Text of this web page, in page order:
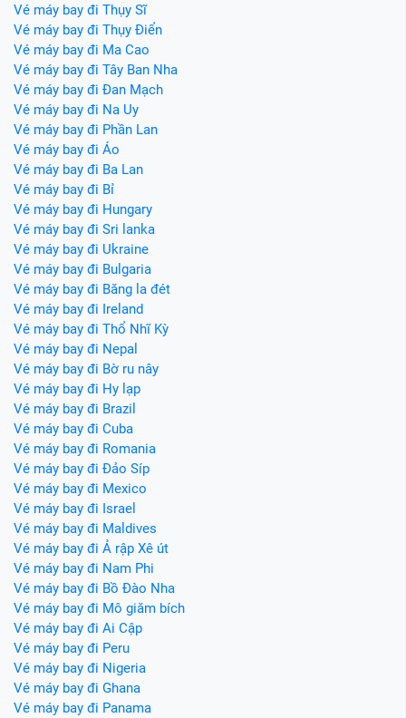
Vé máy bay đi Thụy Sĩ
Vé máy bay đi Thụy Điển
Vé máy bay đi Ma Cao
Vé máy bay đi Tây Ban Nha
Vé máy bay đi Đan Mạch
Vé máy bay đi Na Uy
Vé máy bay đi Phần Lan
Vé máy bay đi Áo
Vé máy bay đi Ba Lan
Vé máy bay đi Bỉ
Vé máy bay đi Hungary
Vé máy bay đi Sri lanka
Vé máy bay đi Ukraine
Vé máy bay đi Bulgaria
Vé máy bay đi Băng la đét
Vé máy bay đi Ireland
Vé máy bay đi Thổ Nhĩ Kỳ
Vé máy bay đi Nepal
Vé máy bay đi Bờ ru nây
Vé máy bay đi Hy lạp
Vé máy bay đi Brazil
Vé máy bay đi Cuba
Vé máy bay đi Romania
Vé máy bay đi Đảo Síp
Vé máy bay đi Mexico
Vé máy bay đi Israel
Vé máy bay đi Maldives
Vé máy bay đi Ả rập Xê út
Vé máy bay đi Nam Phi
Vé máy bay đi Bồ Đào Nha
Vé máy bay đi Mô giăm bích
Vé máy bay đi Ai Cập
Vé máy bay đi Peru
Vé máy bay đi Nigeria
Vé máy bay đi Ghana
Vé máy bay đi Panama